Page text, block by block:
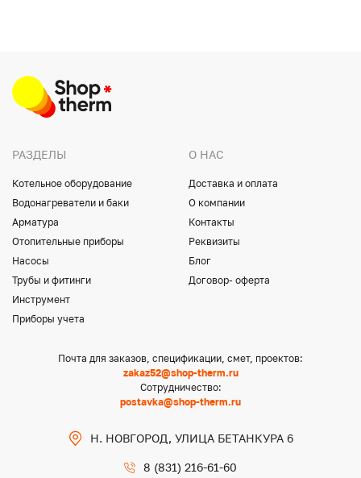
РАЗДЕЛЫ
Котельное оборудование
Водонагреватели и баки
Арматура
Отопительные приборы
Насосы
Трубы и фитинги
Инструмент
Приборы учета
О НАС
Доставка и оплата
О компании
Контакты
Реквизиты
Блог
Договор- оферта
Почта для заказов, спецификации, смет, проектов:
zakaz52@shop-therm.ru
Сотрудничество:
postavka@shop-therm.ru
Н. НОВГОРОД, УЛИЦА БЕТАНКУРА 6
8 (831) 216-61-60